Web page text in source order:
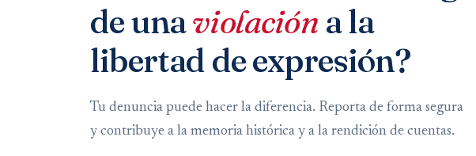
de unaviolación a la
libertad de expresión?
Tu denuncia puede hacer la diferencia. Reporta de forma segura
y contribuye a la memoria histórica y a la rendición de cuentas.